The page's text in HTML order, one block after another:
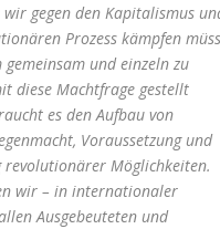
wir gegen den Kapitalismus
Prozess kämpfen
gemeinsam und einzeln zu
diese Machtfrage gestellt
es den Aufbau von
Voraussetzung und
revolutionärer Möglichkeiten.
wir – in internationaler
Ausgebeuteten und